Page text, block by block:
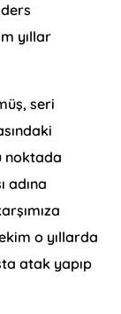
yıllar
seri
noktada
adına
o yıllarda
atak yapıp